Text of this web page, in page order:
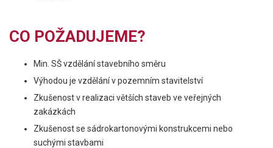
CO POŽADUJEME?
Min. SŠ vzdělání stavebního směru
Výhodou je vzdělání v pozemním stavitelství
Zkušenost v realizaci větších staveb ve veřejných
zakázkách
Zkušenost se sádrokartonovými konstrukcemi nebo
suchými stavbami